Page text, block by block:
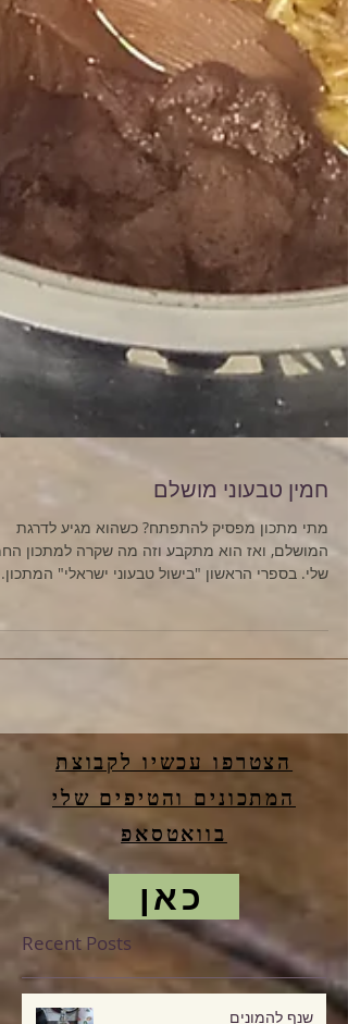
חמין טבעוני מושלם
מתי מתכון מפסיק להתפתח? כשהוא מגיע לדרגת
הצטרפו עכשיו לקבוצת
המתכונים והטיפים שלי
כאן
Recent Posts